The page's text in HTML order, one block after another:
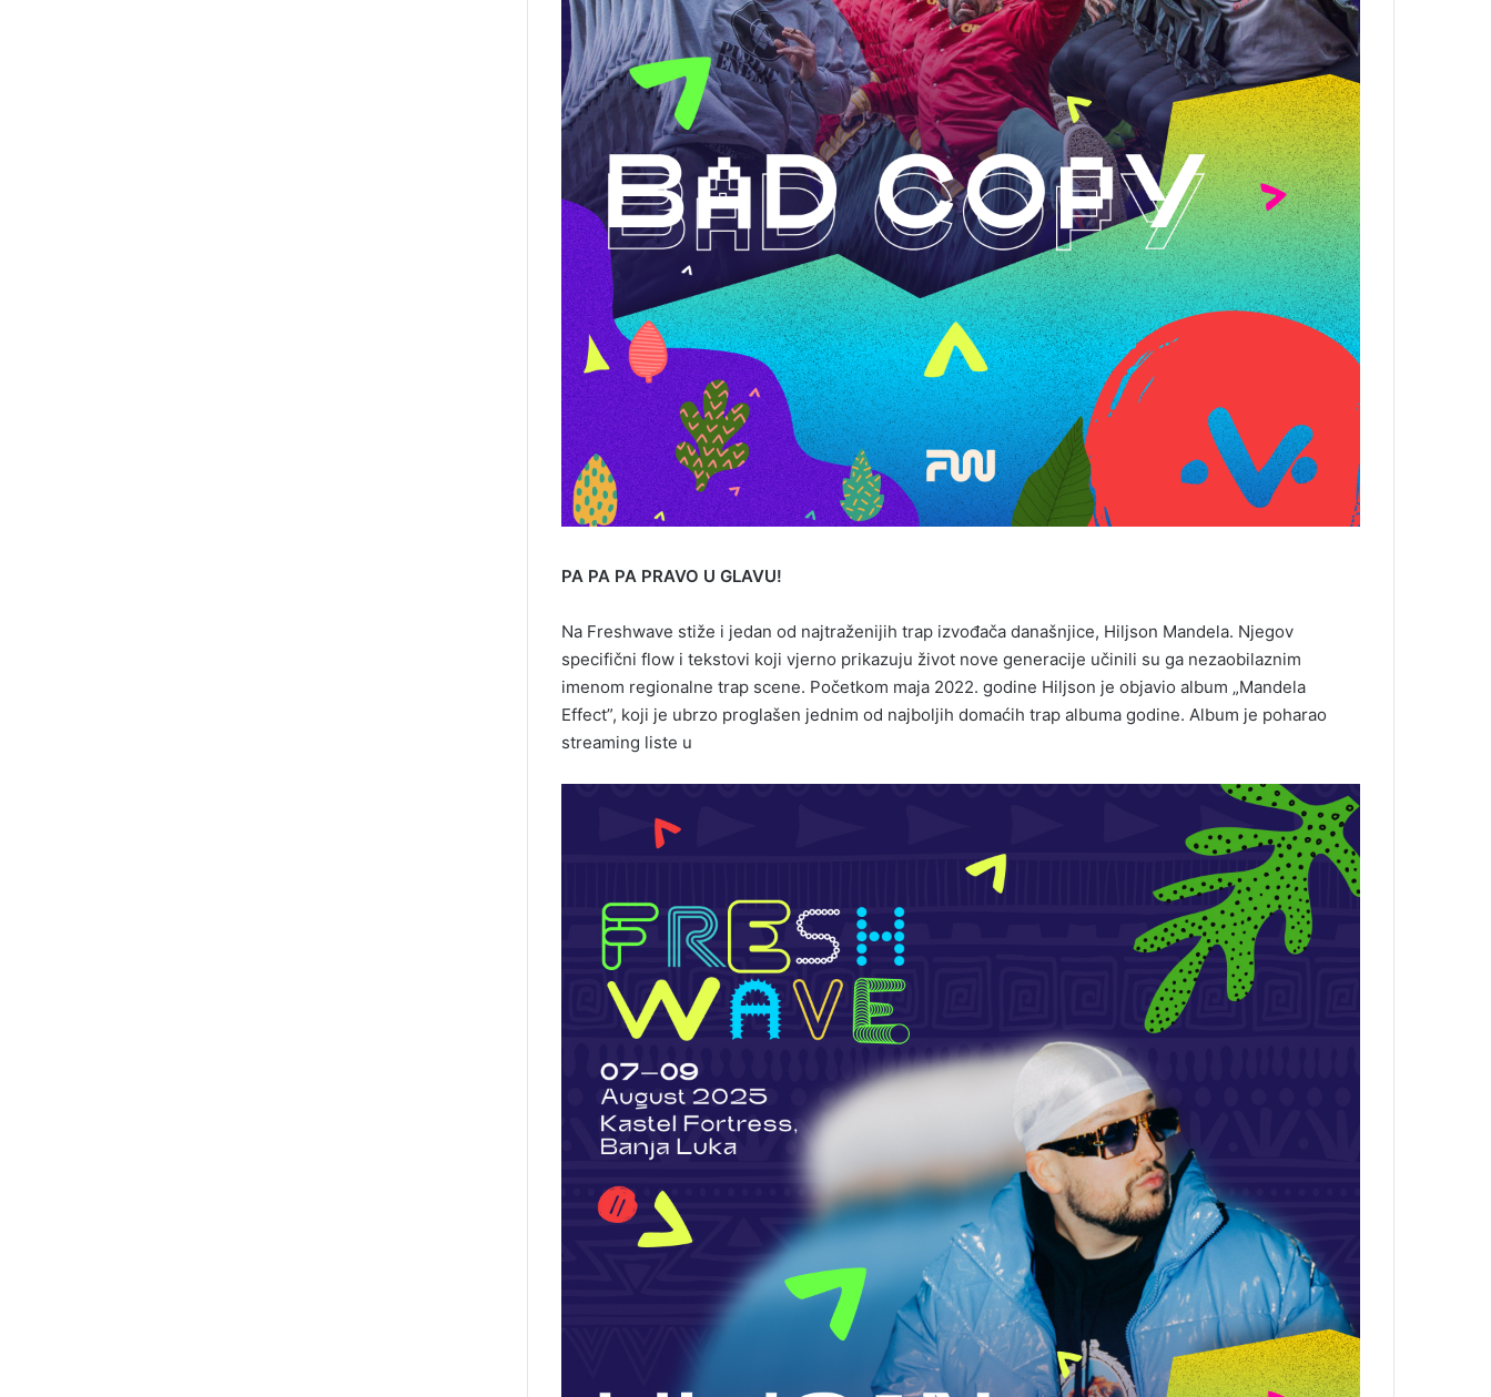
PA PA PA PRAVO U GLAVU!
Na Freshwave stiže i jedan od najtraženijih trap izvođača današnjice, Hiljson Mandela. Njegov
specifični flow i tekstovi koji vjerno prikazuju život nove generacije učinili su ga nezaobilaznim
imenom regionalne trap scene. Početkom maja 2022. godine Hiljson je objavio album „Mandela
Effect”, koji je ubrzo proglašen jednim od najboljih domaćih trap albuma godine. Album je poharao
streaming liste u